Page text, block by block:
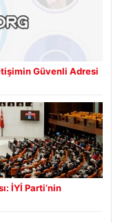
Güvenli Adresi
İYİ Parti’nin